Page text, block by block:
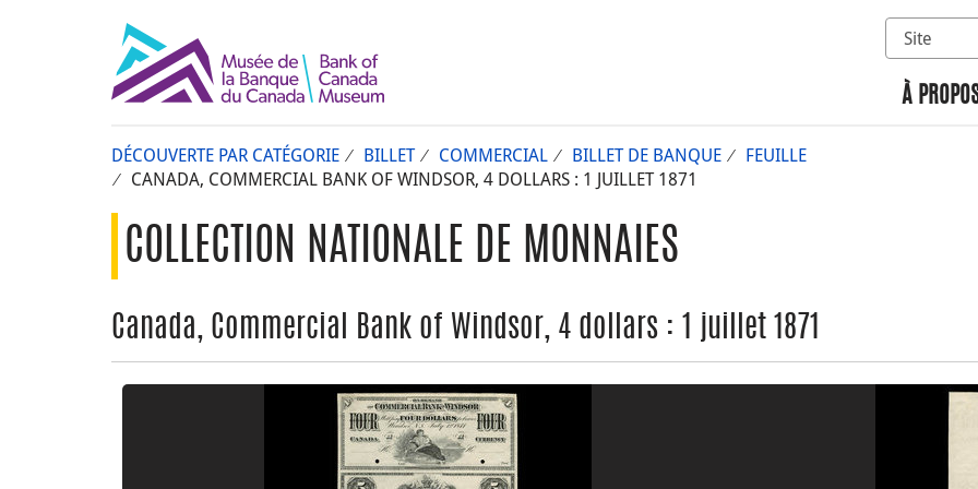
À
DÉCOUVERTE PAR CATÉGORIE BILLET COMMERCIAL BILLET DE BANQUE
FEUILLE
CANADA, COMMERCIAL BANK OF WINDSOR, 4 DOLLARS : 1 JUILLET 1871
COLLECTION NATIONALE DE MONNAIES
Canada, Commercial Bank of Windsor, 4 dollars : 1 juillet 1871